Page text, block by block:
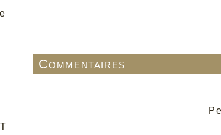
Commentaires